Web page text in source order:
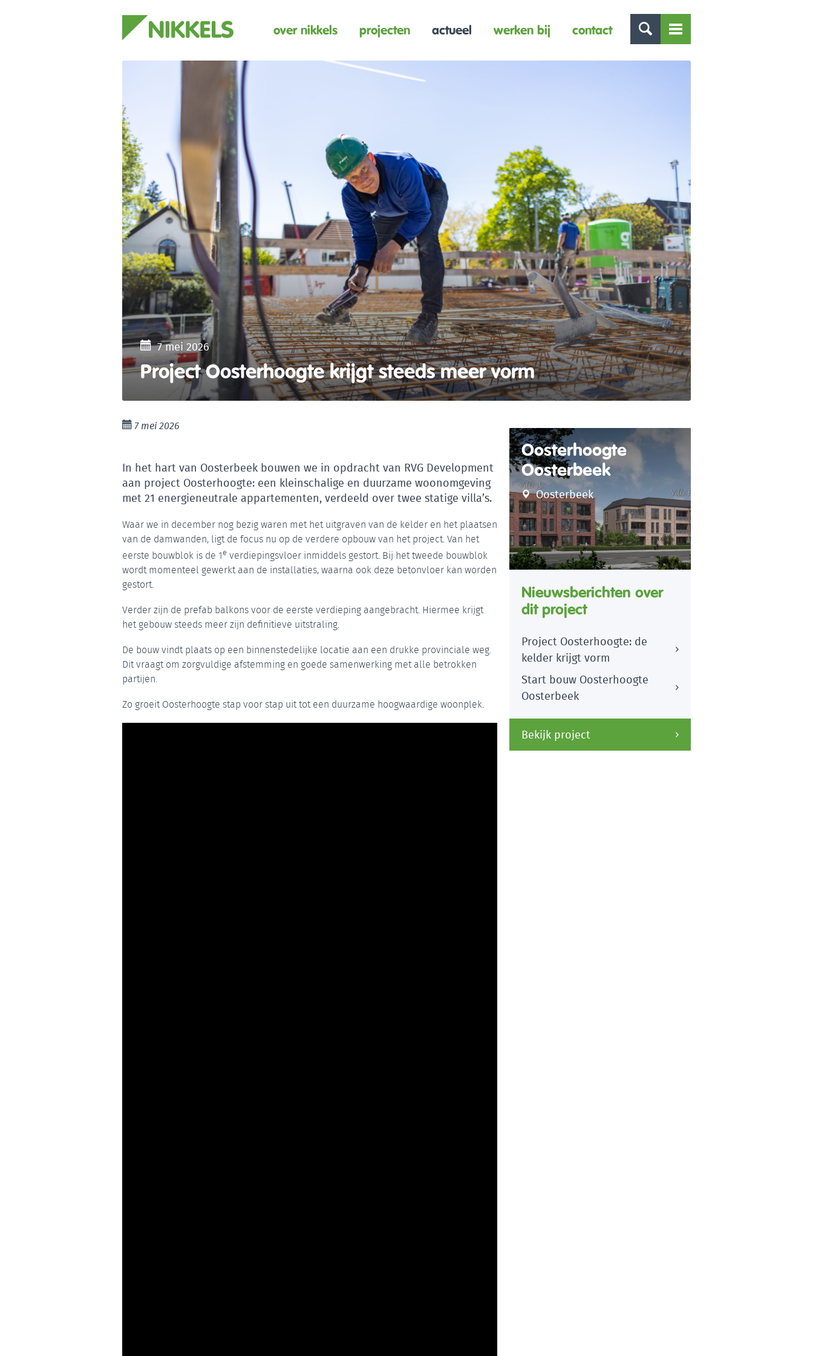
over nikkels projecten actueel werken bij contact
7 mei 2026
Project Oosterhoogte krijgt steeds meer vorm
7 mei 2026
In het hart van Oosterbeek bouwen we in opdracht van RVG Development
aan project Oosterhoogte: een kleinschalige en duurzame woonomgeving
met 21 energieneutrale appartementen, verdeeld over twee statige villa’s.
Waar we in december nog bezig waren met het uitgraven van de kelder en het plaatsen
van de damwanden, ligt de focus nu op de verdere opbouw van het project. Van het
eerste bouwblok is de 1e verdiepingsvloer inmiddels gestort. Bij het tweede bouwblok
wordt momenteel gewerkt aan de installaties, waarna ook deze betonvloer kan worden
gestort.
Verder zijn de prefab balkons voor de eerste verdieping aangebracht. Hiermee krijgt
het gebouw steeds meer zijn definitieve uitstraling.
De bouw vindt plaats op een binnenstedelijke locatie aan een drukke provinciale weg.
Dit vraagt om zorgvuldige afstemming en goede samenwerking met alle betrokken
partijen.
Zo groeit Oosterhoogte stap voor stap uit tot een duurzame hoogwaardige woonplek.
Oosterhoogte
Oosterbeek
Oosterbeek
Nieuwsberichten over
dit project
Project Oosterhoogte: de
kelder krijgt vorm
Start bouw Oosterhoogte
Oosterbeek
Bekijk project